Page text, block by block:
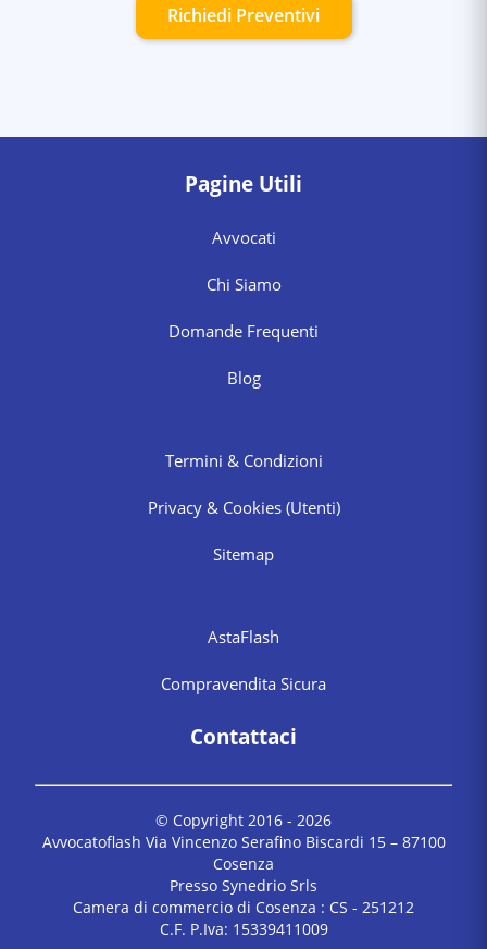
Richiedi Preventivi
Pagine Utili
Avvocati
Chi Siamo
Domande Frequenti
Blog
Termini & Condizioni
Privacy & Cookies (Utenti)
Sitemap
AstaFlash
Compravendita Sicura
Contattaci
© Copyright 2016 - 2026
Avvocatoflash Via Vincenzo Serafino Biscardi 15 – 87100
Cosenza
Presso Synedrio Srls
Camera di commercio di Cosenza : CS - 251212
C.F. P.Iva: 15339411009